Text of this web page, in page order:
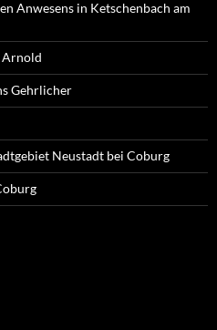
Anwesens in Ketschenbach am
Arnold
Gehrlicher
Neustadt bei Coburg